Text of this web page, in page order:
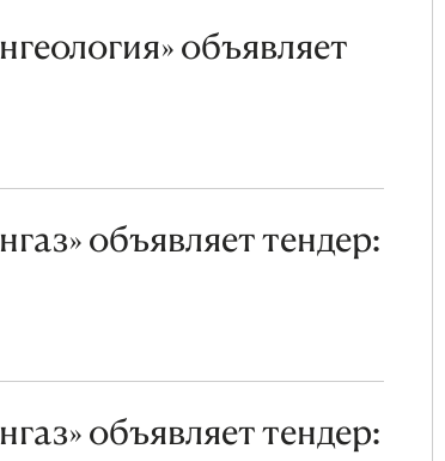
объявляет
объявляет тендер:
объявляет тендер: